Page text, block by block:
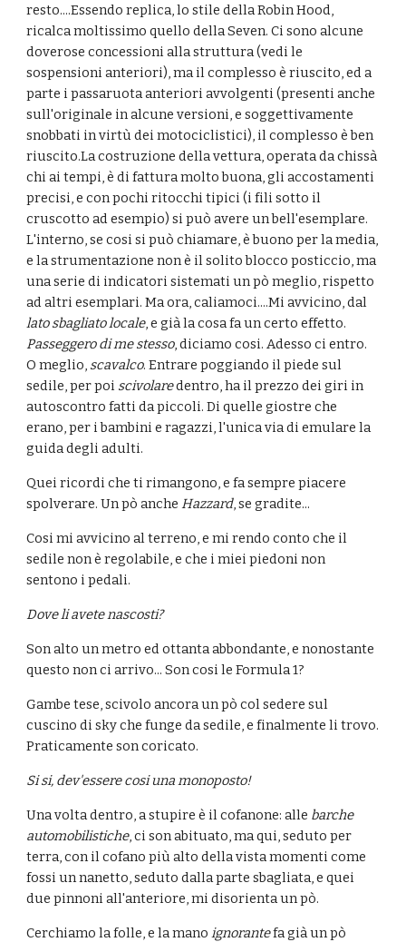
resto....Essendo replica, lo stile della Robin Hood,
ricalca moltissimo quello della Seven. Ci sono alcune
doverose concessioni alla struttura (vedi le
sospensioni anteriori), ma il complesso è riuscito, ed a
parte i passaruota anteriori avvolgenti (presenti anche
sull'originale in alcune versioni, e soggettivamente
snobbati in virtù dei motociclistici), il complesso è ben
riuscito.La costruzione della vettura, operata da chissà
chi ai tempi, è di fattura molto buona, gli accostamenti
precisi, e con pochi ritocchi tipici (i fili sotto il
cruscotto ad esempio) si può avere un bell'esemplare.
L'interno, se cosi si può chiamare, è buono per la media,
e la strumentazione non è il solito blocco posticcio, ma
una serie di indicatori sistemati un pò meglio, rispetto
lato sbagliato locale
Passeggero di me stesso, diciamo cosi. Adesso ci entro.
O meglio, scavalco. Entrare poggiando il piede sul
sedile, per poi scivolare dentro, ha il prezzo dei giri in
autoscontro fatti da piccoli. Di quelle giostre che
erano, per i bambini e ragazzi, l'unica via di emulare la
guida degli adulti.
Quei ricordi che ti rimangono, e fa sempre piacere
spolverare. Un pò anche Hazzard, se gradite...
Cosi mi avvicino al terreno, e mi rendo conto che il
sedile non è regolabile, e che i miei piedoni non
sentono i pedali.
Dove li avete nascosti?
Son alto un metro ed ottanta abbondante, e nonostante
questo non ci arrivo... Son cosi le Formula 1?
Gambe tese, scivolo ancora un pò col sedere sul
cuscino di sky che funge da sedile, e finalmente li trovo.
Praticamente son coricato.
Si si, dev'essere cosi una monoposto!
Una volta dentro, a stupire è il cofanone: alle barche
automobilistiche, ci son abituato, ma qui, seduto per
terra, con il cofano più alto della vista momenti come
fossi un nanetto, seduto dalla parte sbagliata, e quei
due pinnoni all'anteriore, mi disorienta un pò.
Cerchiamo la folle, e la mano ignorante fa già un pò